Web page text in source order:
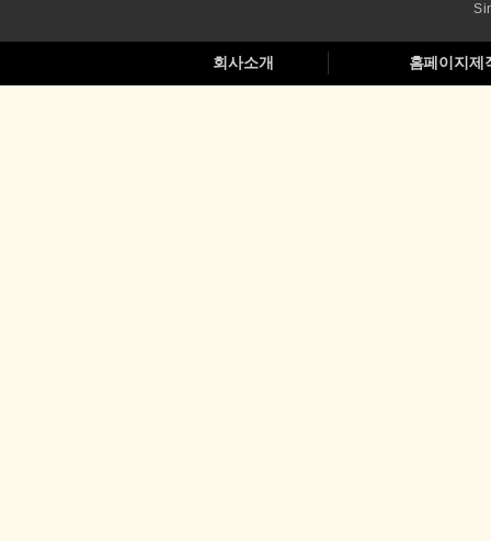
회사소개 홈페이지제